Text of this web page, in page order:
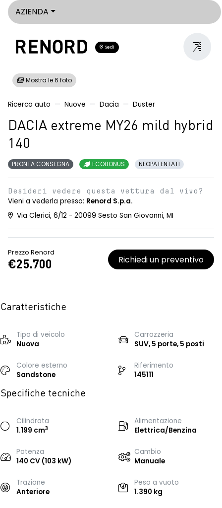
AZIENDA
Sedi
Mostra le 6 foto
Ricerca auto Nuove Dacia Duster
DACIA extreme MY26 mild hybrid
140
PRONTA CONSEGNA ECOBONUS NEOPATENTATI
Desideri vedere questa vettura dal vivo?
Vieni a vederla presso: Renord S.p.a.
Via Clerici, 6/12 - 20099 Sesto San Giovanni, MI
Prezzo Renord
€25.700 Richiedi un preventivo
Caratteristiche
Tipo di veicolo
Nuova
Carrozzeria
SUV, 5 porte, 5 posti
Colore esterno
Sandstone
Riferimento
145111
Specifiche tecniche
Cilindrata
1.199 cm3
Alimentazione
Elettrica/Benzina
Potenza
140 CV (103 kW)
Cambio
Manuale
Trazione
Anteriore
Peso a vuoto
1.390 kg